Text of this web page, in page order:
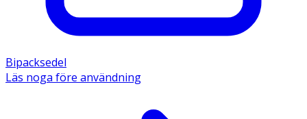
Bipacksedel
Läs noga före användning